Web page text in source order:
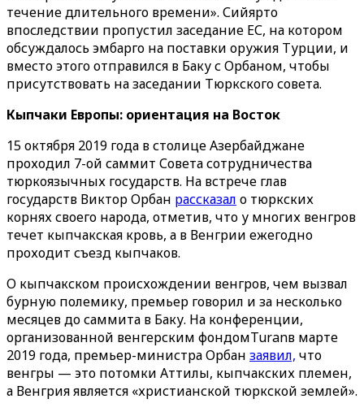
течение длительного времени». Сийярто
впоследствии пропустил заседание ЕС, на котором
обсуждалось эмбарго на поставки оружия Турции, и
вместо этого отправился в Баку с Орбаном, чтобы
присутствовать на заседании Тюркского совета.
Кыпчаки Европы: ориентация на Восток
15 октября 2019 года в столице Азербайджане
проходил 7-ой саммит Совета сотрудничества
тюркоязычных государств. На встрече глав
государств Виктор Орбан рассказал о тюркских
корнях своего народа, отметив, что у многих венгров
течет кыпчакская кровь, а в Венгрии ежегодно
проходит съезд кыпчаков.
О кыпчакском происхождении венгров, чем вызвал
бурную полемику, премьер говорил и за несколько
месяцев до саммита в Баку. На конференции,
организованной венгерским фондомTuranв марте
2019 года, премьер-министра Орбан заявил, что
венгры — это потомки Аттилы, кыпчакских племен,
а Венгрия является «христианской тюркской землей».